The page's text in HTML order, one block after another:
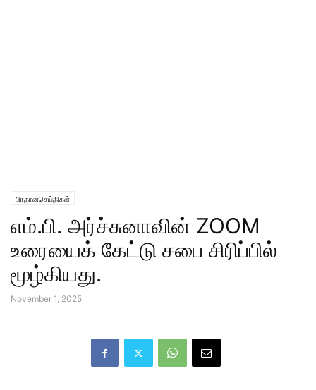
பிரதானசெய்திகள்
எம்.பி. அர்ச்சுனாவின் ZOOM
உரையைக் கேட்டு சபை சிரிப்பில்
மூழ்கியது.
November 1, 2025